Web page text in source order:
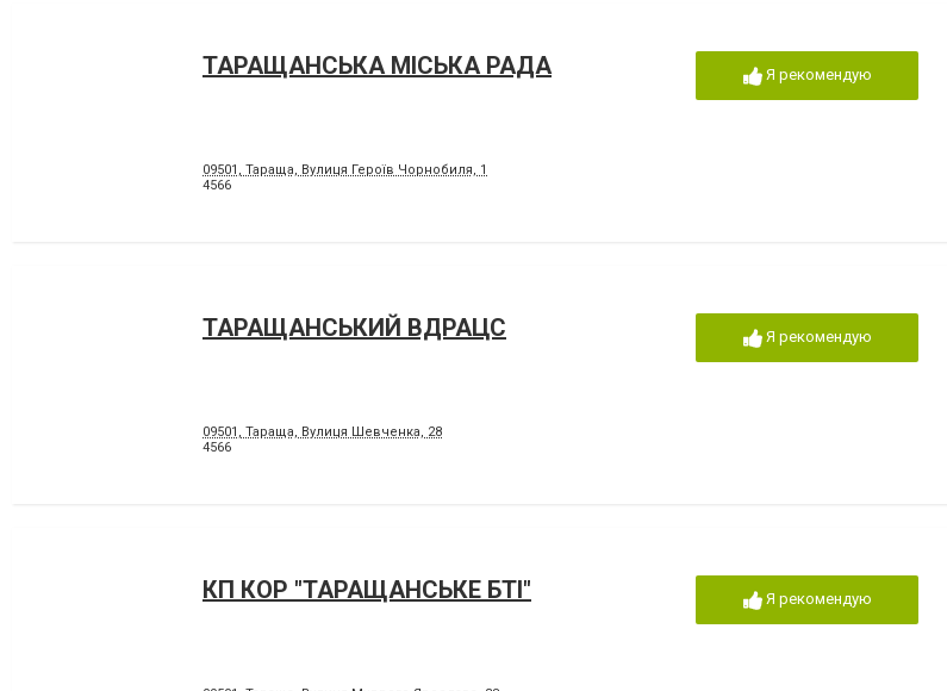
ТАРАЩАНСЬКА МІСЬКА РАДА
09501, Тараща, Вулиця Героїв Чорнобиля, 1
4566
Я рекомендую
ТАРАЩАНСЬКИЙ ВДРАЦС
09501, Тараща, Вулиця Шевченка, 28
4566
Я рекомендую
КП КОР "ТАРАЩАНСЬКЕ БТІ" Я рекомендую